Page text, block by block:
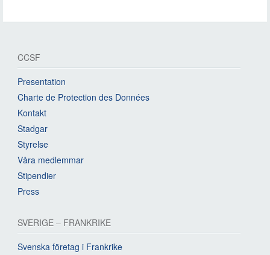
CCSF
Presentation
Charte de Protection des Données
Kontakt
Stadgar
Styrelse
Våra medlemmar
Stipendier
Press
SVERIGE – FRANKRIKE
Svenska företag i Frankrike